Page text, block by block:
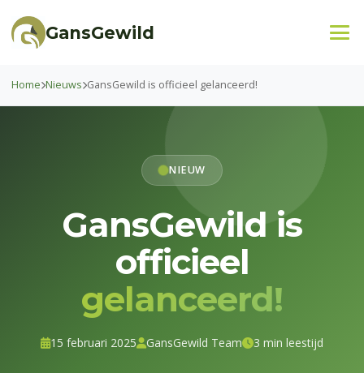
Home Nieuws GansGewild is officieel gelanceerd!
NIEUW
GansGewild is
officieel
gelanceerd!
15 februari 2025 GansGewild Team 3 min leestijd